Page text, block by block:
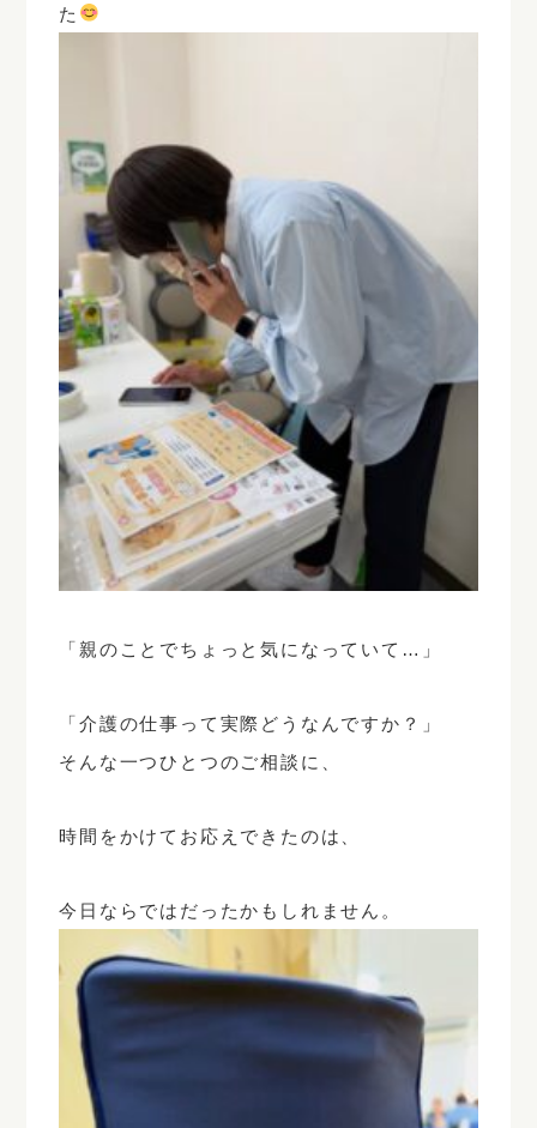
た
「親のことでちょっと気になっていて…」
「介護の仕事って実際どうなんですか？」
そんな一つひとつのご相談に、
時間をかけてお応えできたのは、
今日ならではだったかもしれません。